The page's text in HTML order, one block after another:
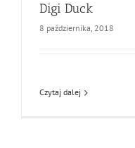
Digi Duck
8 października, 2018
Czytaj dalej